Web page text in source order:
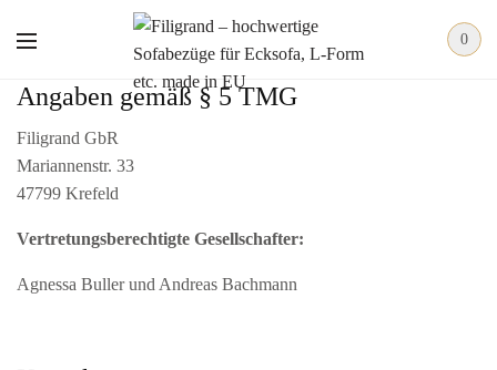
0
Angaben gemäß § 5 TMG
Filigrand GbR
Mariannenstr. 33
47799 Krefeld
Vertretungsberechtigte Gesellschafter:
Agnessa Buller und Andreas Bachmann